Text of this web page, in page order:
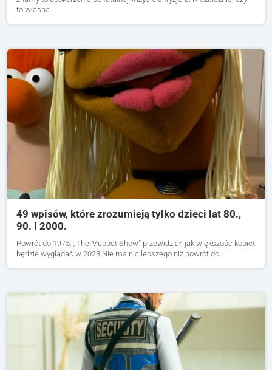
to własna…
49 wpisów, które zrozumieją tylko dzieci lat 80.,
90. i 2000.
Powrót do 1975: „The Muppet Show” przewidział, jak większość kobiet
będzie wyglądać w 2023 Nie ma nic lepszego niż powrót do…